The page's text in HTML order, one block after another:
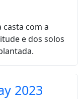
casta com a
e dos solos
2023